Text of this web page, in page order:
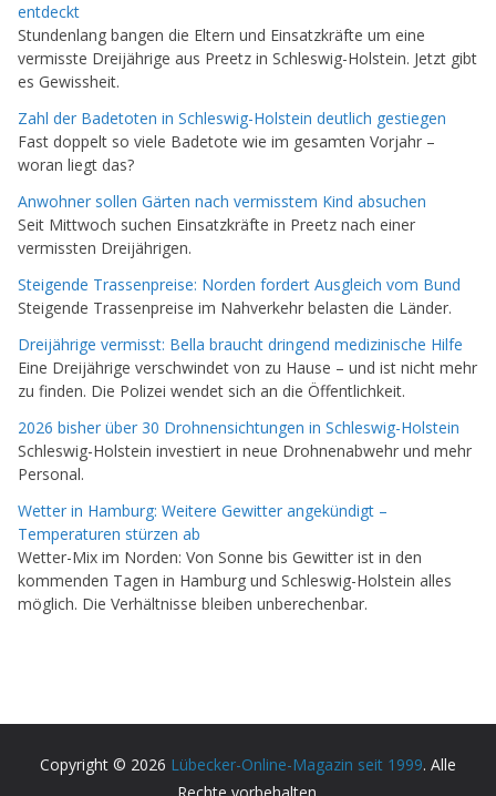
entdeckt
Stundenlang bangen die Eltern und Einsatzkräfte um eine
vermisste Dreijährige aus Preetz in Schleswig-Holstein. Jetzt gibt
es Gewissheit.
Zahl der Badetoten in Schleswig-Holstein deutlich gestiegen
Fast doppelt so viele Badetote wie im gesamten Vorjahr –
woran liegt das?
Anwohner sollen Gärten nach vermisstem Kind absuchen
Seit Mittwoch suchen Einsatzkräfte in Preetz nach einer
vermissten Dreijährigen.
Steigende Trassenpreise: Norden fordert Ausgleich vom Bund
Steigende Trassenpreise im Nahverkehr belasten die Länder.
Dreijährige vermisst: Bella braucht dringend medizinische Hilfe
Eine Dreijährige verschwindet von zu Hause – und ist nicht mehr
zu finden. Die Polizei wendet sich an die Öffentlichkeit.
2026 bisher über 30 Drohnensichtungen in Schleswig-Holstein
Schleswig-Holstein investiert in neue Drohnenabwehr und mehr
Personal.
Wetter in Hamburg: Weitere Gewitter angekündigt –
Temperaturen stürzen ab
Wetter-Mix im Norden: Von Sonne bis Gewitter ist in den
kommenden Tagen in Hamburg und Schleswig-Holstein alles
möglich. Die Verhältnisse bleiben unberechenbar.
Copyright © 2026 Lübecker-Online-Magazin seit 1999. Alle